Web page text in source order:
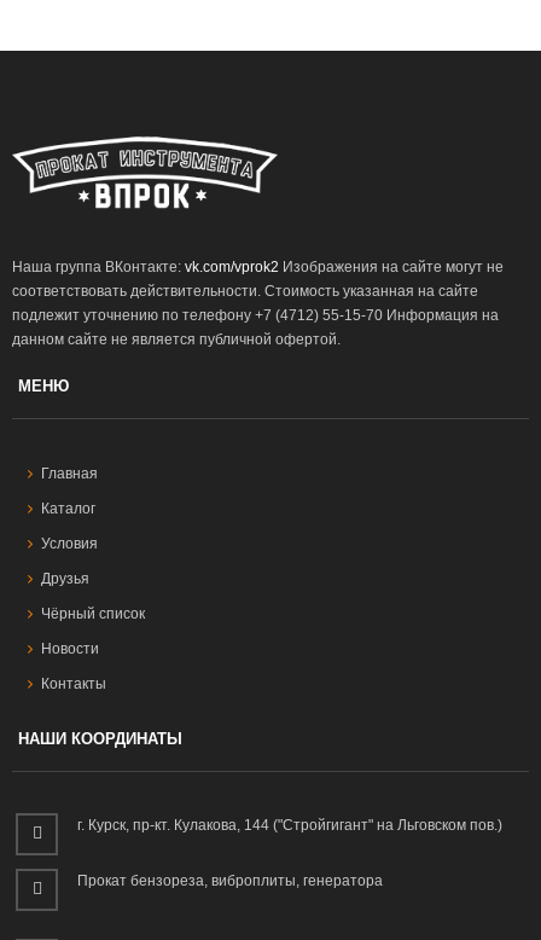
Наша группа ВКонтакте: vk.com/vprok2 Изображения на сайте могут не
соответствовать действительности. Стоимость указанная на сайте
подлежит уточнению по телефону +7 (4712) 55-15-70 Информация на
данном сайте не является публичной офертой.
МЕНЮ
Главная
Каталог
Условия
Друзья
Чёрный список
Новости
Контакты
НАШИ КООРДИНАТЫ
г. Курск, пр-кт. Кулакова, 144 ("Стройгигант" на Льговском пов.)
Прокат бензореза, виброплиты, генератора